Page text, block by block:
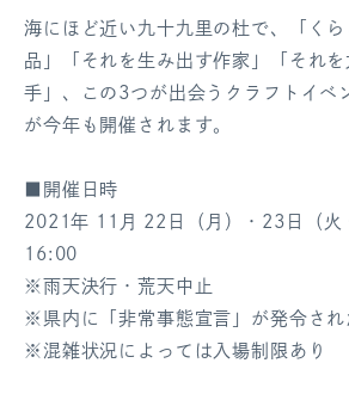
ポイント
お気に入り
海にほど近い九十九里の杜で、「く
品」「それを生み出す作家」「それ
手」、この3つが出会うクラフトイベ
が今年も開催されます。
■開催日時
2021年 11月 22日（月）・23日（
16:00
※雨天決行・荒天中止
※県内に「非常事態宣言」が発令され
※混雑状況によっては入場制限あり